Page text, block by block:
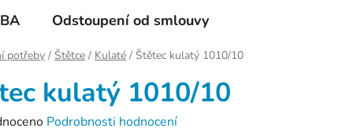
KOŠÍK
Odstoupení od smlouvy
potřeby / Štětce / Kulaté / Štětec kulatý 1010/10
kulatý 1010/10
Podrobnosti hodnocení